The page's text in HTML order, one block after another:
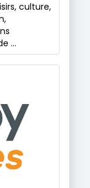
culture,
…